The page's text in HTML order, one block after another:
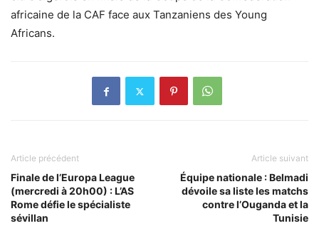
africaine de la CAF face aux Tanzaniens des Young
Africans.
Article précédent
Finale de l’Europa League
(mercredi à 20h00) : L’AS
Rome défie le spécialiste
sévillan
Article suivant
Équipe nationale : Belmadi
dévoile sa liste les matchs
contre l’Ouganda et la
Tunisie